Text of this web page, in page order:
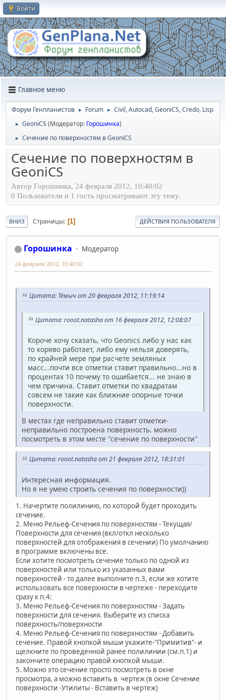
Войти
Главное меню
Форум Генпланистов ► Forum ► Civil, Autocad, GeoniCS, Credo, Lisp
► GeoniCS (Модератор: Горошинка)
► Сечение по поверхностям в GeoniCS
Сечение по поверхностям в
GeoniCS
Автор Горошинка, 24 февраля 2012, 10:40:02
0 Пользователи и 1 гость просматривают эту тему.
ВНИЗ Страницы 1 ДЕЙСТВИЯ ПОЛЬЗОВАТЕЛЯ
Горошинка Модератор
24 февраля 2012, 10:40:02
Цитата: Тёмыч от 20 февраля 2012, 11:19:14
Цитата: rooot.natasha от 16 февраля 2012, 12:08:07
Короче хочу сказать, что Geonics либо у нас как
то коряво работает, либо ему нельзя доверять,
по крайней мере при расчете земляных
масс...почти все отметки ставит правильно...но в
процентах 10 почему то ошибается... не знаю в
чем причина. Ставит отметки по квадратам
совсем не такие как ближние опорные точки
поверхности.
В местах где неправильно ставит отметки-
неправильно построена поверхность. можно
посмотреть в этом месте "сечение по поверхности"
Цитата: rooot.natasha от 21 февраля 2012, 18:31:01
Интересная информация.
Но я не умею строить сечения по поверхности))
1. Начертите полилинию, по которой будет проходить
сечение.
2. Меню Рельеф-Сечения по поверхностям - Текущая/
Поверхности для сечения (вкл/откл несколько
поверхностей для отображения в сечении) По умолчанию
в программе включены все.
Если хотите посмотреть сечение только по одной из
поверхностей или только из указанных вами
поверхностей - то далее выполните п.3, если же хотите
использовать все поверхности в чертеже - переходите
сразу к п.4:
3. Меню Рельеф-Сечения по поверхностям - Задать
поверхности для сечения. Выберите из списка
поверхность/поверхности
4. Меню Рельеф-Сечения по поверхностям - Добавить
сечение. Правой кнопкой мыши укажите-"Примитив"- и
щелкните по проведенной ранее полилинии (см.п.1) и
закончите операцию правой кнопкой мыши.
5. Можно это сечение просто посмотреть в окне
просмотра, а можно вставить в чертеж (в окне Сечение
поверхности -Утилиты - Вставить в чертеж)